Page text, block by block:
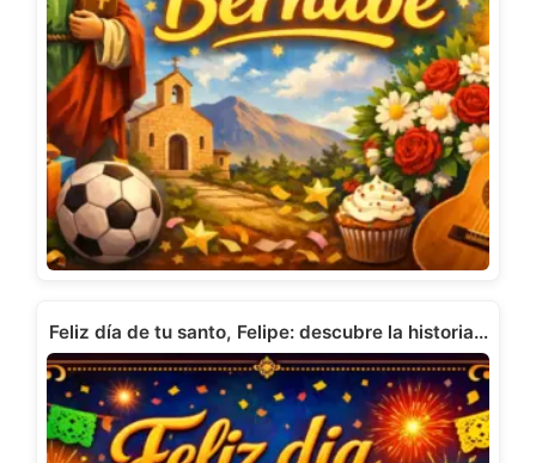
Feliz día de tu santo, Felipe: descubre la historia…